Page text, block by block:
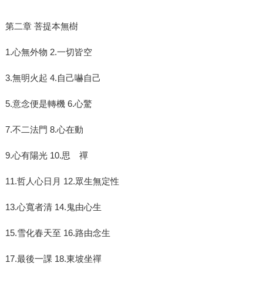
第二章 菩提本無樹
1.心無外物 2.一切皆空
3.無明火起 4.自己嚇自己
5.意念便是轉機 6.心驚
7.不二法門 8.心在動
9.心有陽光 10.思 禪
11.哲人心日月 12.眾生無定性
13.心寬者清 14.鬼由心生
15.雪化春天至 16.路由念生
17.最後一課 18.東坡坐禪